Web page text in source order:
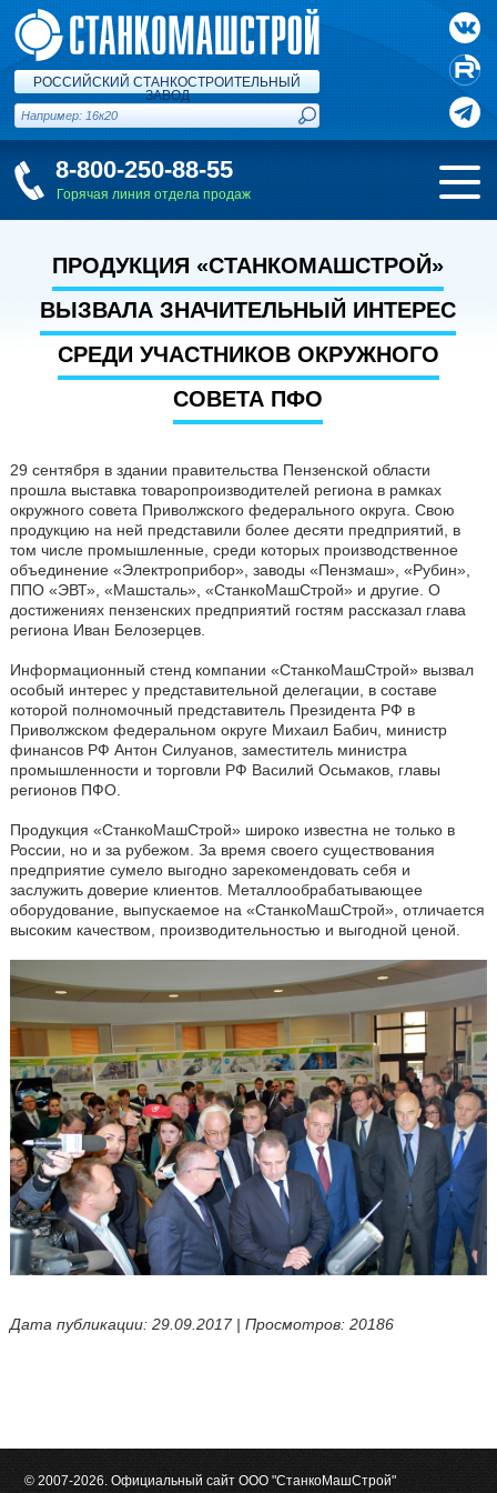
РОССИЙСКИЙ СТАНКОСТРОИТЕЛЬНЫЙ
ЗАВОД
8-800-250-88-55
Горячая линия отдела продаж
ПРОДУКЦИЯ «СТАНКОМАШСТРОЙ»
ВЫЗВАЛА ЗНАЧИТЕЛЬНЫЙ ИНТЕРЕС
СРЕДИ УЧАСТНИКОВ ОКРУЖНОГО
СОВЕТА ПФО
29 сентября в здании правительства Пензенской области
прошла выставка товаропроизводителей региона в рамках
окружного совета Приволжского федерального округа. Свою
продукцию на ней представили более десяти предприятий, в
том числе промышленные, среди которых производственное
объединение «Электроприбор», заводы «Пензмаш», «Рубин»,
ППО «ЭВТ», «Машсталь», «СтанкоМашСтрой» и другие. О
достижениях пензенских предприятий гостям рассказал глава
региона Иван Белозерцев.
Информационный стенд компании «СтанкоМашСтрой» вызвал
особый интерес у представительной делегации, в составе
которой полномочный представитель Президента РФ в
Приволжском федеральном округе Михаил Бабич, министр
финансов РФ Антон Силуанов, заместитель министра
промышленности и торговли РФ Василий Осьмаков, главы
регионов ПФО.
Продукция «СтанкоМашСтрой» широко известна не только в
России, но и за рубежом. За время своего существования
предприятие сумело выгодно зарекомендовать себя и
заслужить доверие клиентов. Металлообрабатывающее
оборудование, выпускаемое на «СтанкоМашСтрой», отличается
высоким качеством, производительностью и выгодной ценой.
Дата публикации: 29.09.2017 | Просмотров: 20186
© 2007-2026. Официальный сайт ООО "СтанкоМашСтрой"